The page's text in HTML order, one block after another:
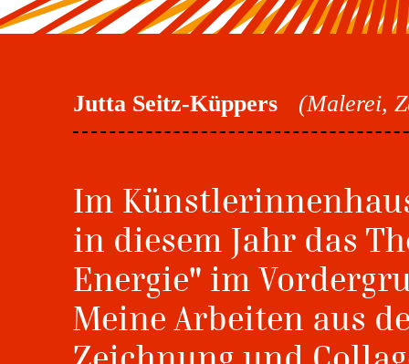
Jutta Seitz-Küppers (Malerei,
Im
in diesem Jahr das
Energie" im
Meine Arbeiten aus